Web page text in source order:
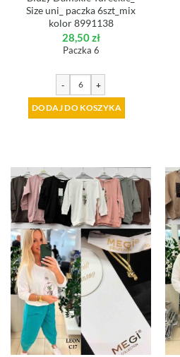
Size uni_ paczka 6szt_mix
kolor 8991138
28,50zł
Paczka 6
- +
DODAJ DO KOSZYKA